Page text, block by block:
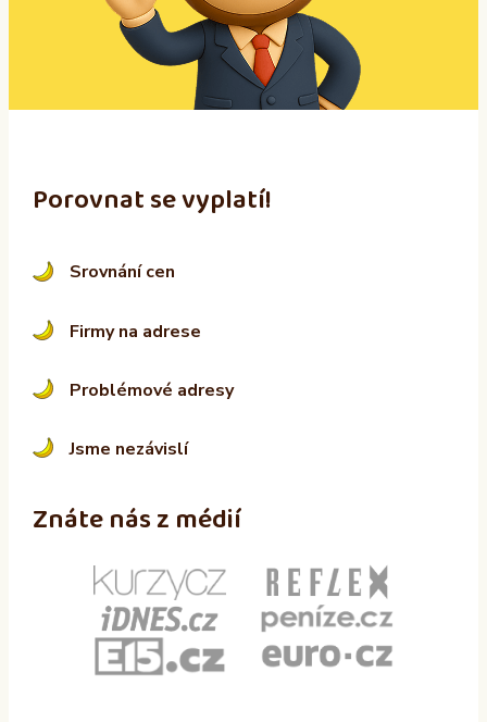
:
Porovnat se vyplatí!
Srovnání cen
Firmy na adrese
Problémové adresy
Jsme nezávislí
Znáte nás z médií